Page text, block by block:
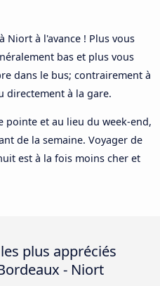
Niort à l'avance ! Plus vous
bas et plus vous
dans le bus; contrairement à
directement à la gare.
pointe et au lieu du week-end,
de la semaine. Voyager de
est à la fois moins cher et
plus appréciés
- Niort